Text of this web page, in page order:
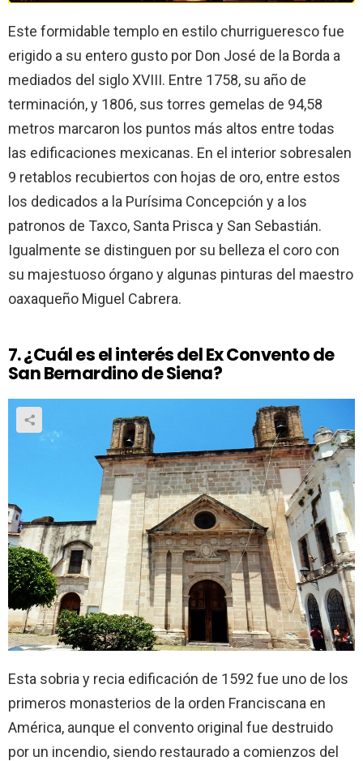
Este formidable templo en estilo churrigueresco fue
erigido a su entero gusto por Don José de la Borda a
mediados del siglo XVIII. Entre 1758, su año de
terminación, y 1806, sus torres gemelas de 94,58
metros marcaron los puntos más altos entre todas
las edificaciones mexicanas. En el interior sobresalen
9 retablos recubiertos con hojas de oro, entre estos
los dedicados a la Purísima Concepción y a los
patronos de Taxco, Santa Prisca y San Sebastián.
Igualmente se distinguen por su belleza el coro con
su majestuoso órgano y algunas pinturas del maestro
oaxaqueño Miguel Cabrera.
7. ¿Cuál es el interés del Ex Convento de
San Bernardino de Siena?
Esta sobria y recia edificación de 1592 fue uno de los
primeros monasterios de la orden Franciscana en
América, aunque el convento original fue destruido
por un incendio, siendo restaurado a comienzos del